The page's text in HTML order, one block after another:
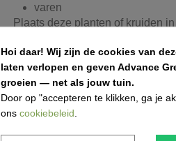
varen
Plaats deze planten of kruiden
ruikende planten op het
Hoi daar! Wij zijn de cookies van
laten verlopen en geven Advance
groeien — net als jouw tuin.
Door op "accepteren te klikken, ga je
ons cookiebeleid